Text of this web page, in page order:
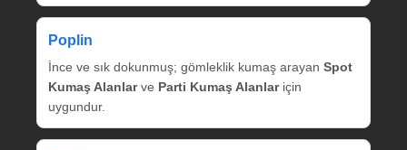
Poplin
İnce ve sık dokunmuş; gömleklik kumaş arayan Spot
Kumaş Alanlarve Parti Kumaş Alanlariçin
uygundur.